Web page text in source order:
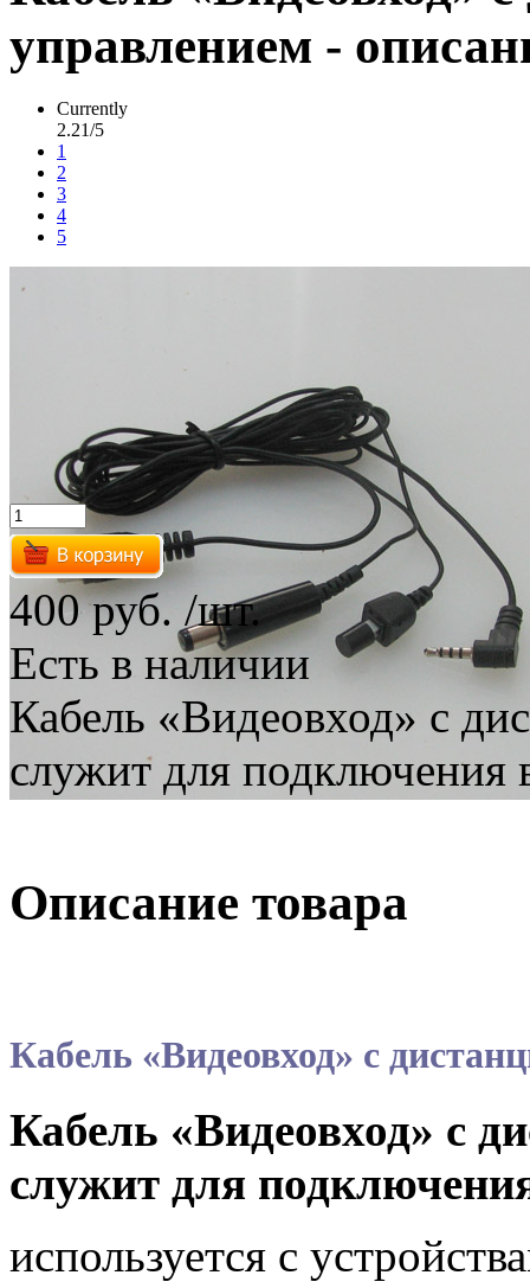
управлением -
Currently
2.21/5
1
2
3
4
5
400 руб. /шт.
Есть в наличии
Кабель «Видеовход» с
служит для подключения
Описание товара
Кабель «Видеовход» с
Кабель «Видеовход» с
служит для
используется с